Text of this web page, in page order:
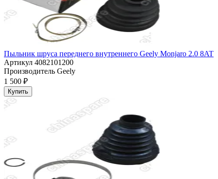
Пыльник шруса переднего внутреннего Geely Monjaro 2.0 8AT
Артикул 4082101200
Производитель Geely
1 500 ₽
Купить